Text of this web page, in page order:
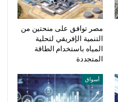
مصر توافق على منحتين من
التنمية الإفريقي لتحلية
المياه باستخدام الطاقة
المتجددة
أسواق